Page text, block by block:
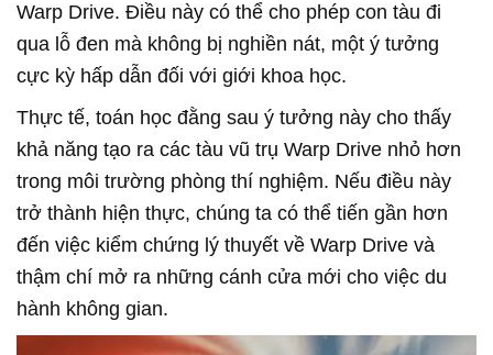
Warp Drive. Điều này có thể cho phép con tàu đi
qua lỗ đen mà không bị nghiền nát, một ý tưởng
cực kỳ hấp dẫn đối với giới khoa học.
Thực tế, toán học đằng sau ý tưởng này cho thấy
khả năng tạo ra các tàu vũ trụ Warp Drive nhỏ hơn
trong môi trường phòng thí nghiệm. Nếu điều này
trở thành hiện thực, chúng ta có thể tiến gần hơn
đến việc kiểm chứng lý thuyết về Warp Drive và
thậm chí mở ra những cánh cửa mới cho việc du
hành không gian.